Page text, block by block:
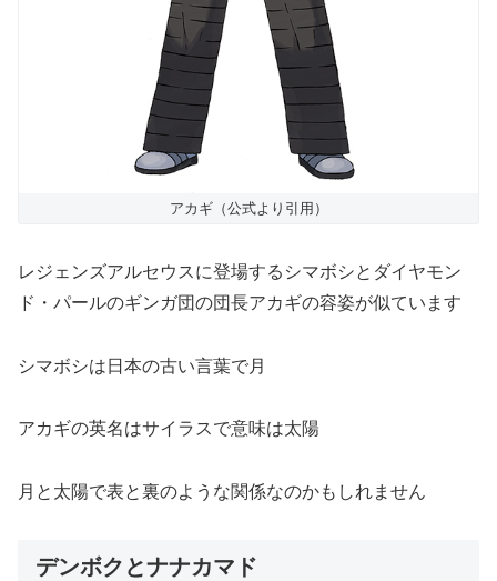
アカギ（公式より引用）
レジェンズアルセウスに登場するシマボシとダイヤモン
ド・パールのギンガ団の団長アカギの容姿が似ています
シマボシは日本の古い言葉で月
アカギの英名はサイラスで意味は太陽
月と太陽で表と裏のような関係なのかもしれません
デンボクとナナカマド